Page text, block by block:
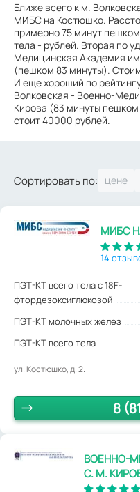
Ближе всего к м.
МИБС на Костюшко.
примерно 75 минут
тела - рублей. Вторая по
Медицинская Академия
(пешком 83 минуты).
И еще хороший по
Волковская - Военно-
Кирова (83 минуты
стоит 40000 рублей.
Сортировать по:
МИБС
14
ПЭТ-КТ всего тела с 18F-
фтордезоксиглюкозой
ПЭТ-КТ молочных желез
ПЭТ-КТ всего тела
ул. Костюшко, д. 2.
8
ВОЕННО-
С. М.